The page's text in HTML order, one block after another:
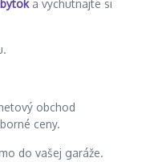
a vychutnajte si
obchod
ceny.
do vašej garáže.